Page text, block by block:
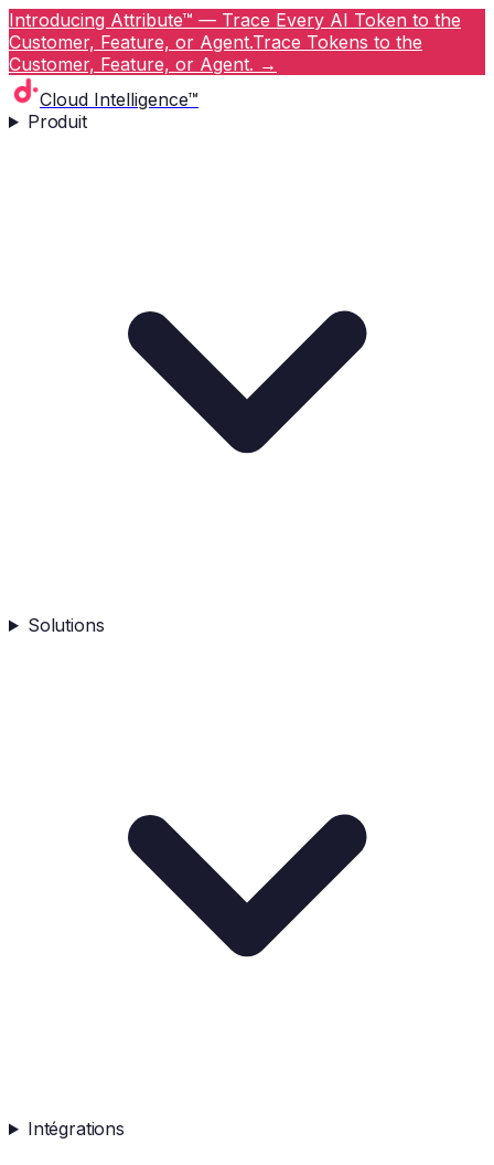
Introducing Attribute™ — Trace Every AI Token to the
Customer, Feature, or Agent.Trace Tokens to the
Customer, Feature, or Agent. →
Cloud Intelligence™
Produit
Solutions
Intégrations